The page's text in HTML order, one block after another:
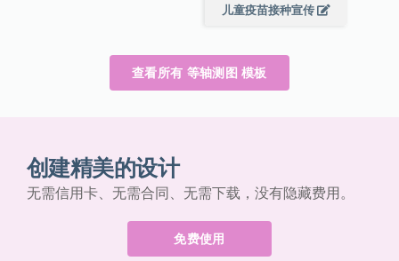
儿童疫苗接种宣传
查看所有 等轴测图 模板
创建精美的设计
无需信用卡、无需合同、无需下载，没有隐藏费用。
免费使用